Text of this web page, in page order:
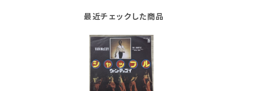
最近チェックした商品